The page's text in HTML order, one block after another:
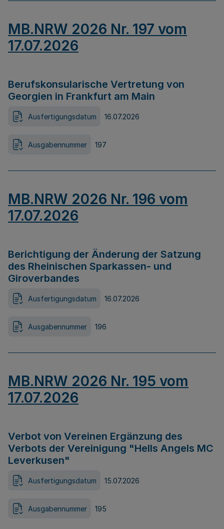
MB.NRW 2026 Nr. 197 vom
17.07.2026
Berufskonsularische Vertretung von
Georgien in Frankfurt am Main
Ausfertigungsdatum 16.07.2026
Ausgabennummer 197
MB.NRW 2026 Nr. 196 vom
17.07.2026
Berichtigung der Änderung der Satzung
des Rheinischen Sparkassen- und
Giroverbandes
Ausfertigungsdatum 16.07.2026
Ausgabennummer 196
MB.NRW 2026 Nr. 195 vom
17.07.2026
Verbot von Vereinen Ergänzung des
Verbots der Vereinigung "Hells Angels MC
Leverkusen"
Ausfertigungsdatum 15.07.2026
Ausgabennummer 195